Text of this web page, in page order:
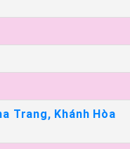
Trang, Khánh Hòa